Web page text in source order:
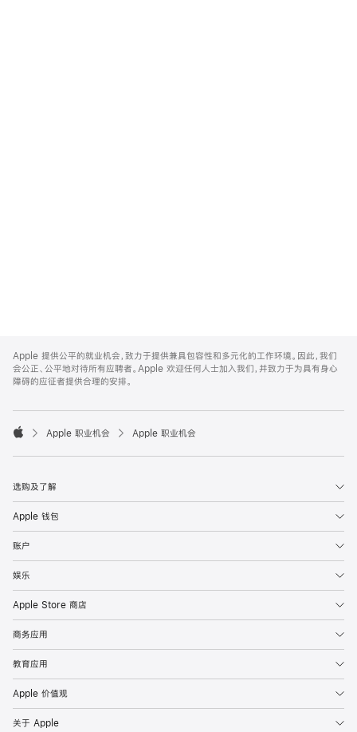
Footer
Apple 提供公平的就业机会，致力于提供兼具包容性和多元化的工作环境。因此，我们
会公正、公平地对待所有应聘者。Apple 欢迎任何人士加入我们，并致力于为具有身心
障碍的应征者提供合理的安排。

Apple 职业机会 Apple 职业机会
选购及了解
Apple 钱包
账户
娱乐
Apple Store 商店
商务应用
教育应用
Apple 价值观
关于 Apple